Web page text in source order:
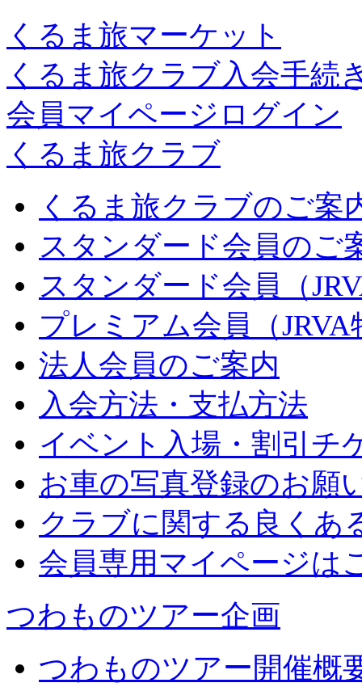
くるま旅マーケット
くるま旅クラブ入会手続
会員マイページログイン
くるま旅クラブ
くるま旅クラブのご案
スタンダード会員のご
スタンダード会員（
プレミアム会員（
法人会員のご案内
入会方法・支払方法
イベント入場・割引チ
お車の写真登録のお願
クラブに関する良くあ
会員専用マイページは
つわものツアー企画
つわものツアー開催概